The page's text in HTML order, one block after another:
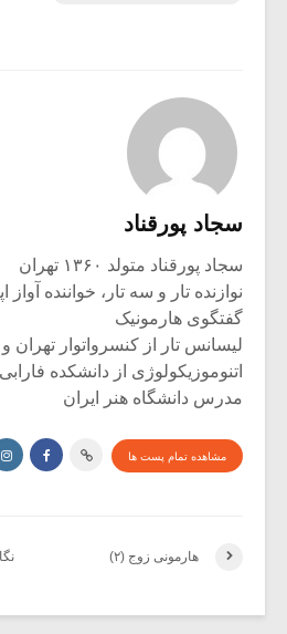
سجاد پورقناد
سجاد پورقناد متولد ۱۳۶۰ تهران
نوازنده تار و سه تار، خواننده
گفتگوی هارمونیک
لیسانس تار از کنسرواتوار
اتنوموزیکولوژی از دانشکده
مدرس دانشگاه هنر ایران
مشاهده تمام پست ها
هارمونی زوج (۲)